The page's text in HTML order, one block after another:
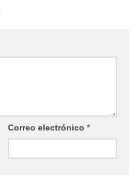
Correo electrónico *